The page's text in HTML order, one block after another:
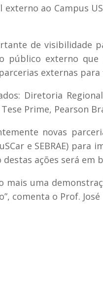
ao Campus
de visibilidade
público externo
externas para
Diretoria
Prime, Pearson
novas
e SEBRAE)
ações será em
mais uma
comenta o Prof. José